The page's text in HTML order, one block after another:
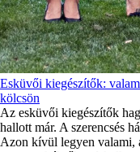
Esküvői kiegészítők:
kölcsön
Az esküvői kiegészítők
hallott már. A szerencsés
Azon kívül legyen valami,